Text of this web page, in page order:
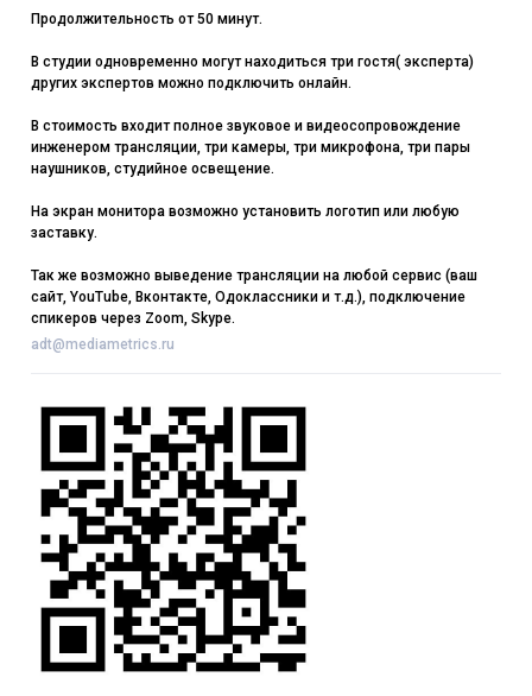
Продолжительность от 50 минут.
В студии одновременно могут находиться три гостя( эксперта)
других экспертов можно подключить онлайн.
В стоимость входит полное звуковое и видеосопровождение
инженером трансляции, три камеры, три микрофона, три пары
наушников, студийное освещение.
На экран монитора возможно установить логотип или любую
заставку.
Так же возможно выведение трансляции на любой сервис (ваш
сайт, YouTube, Вконтакте, Одоклассники и т.д.), подключение
спикеров через Zoom, Skype.
adt@mediametrics.ru